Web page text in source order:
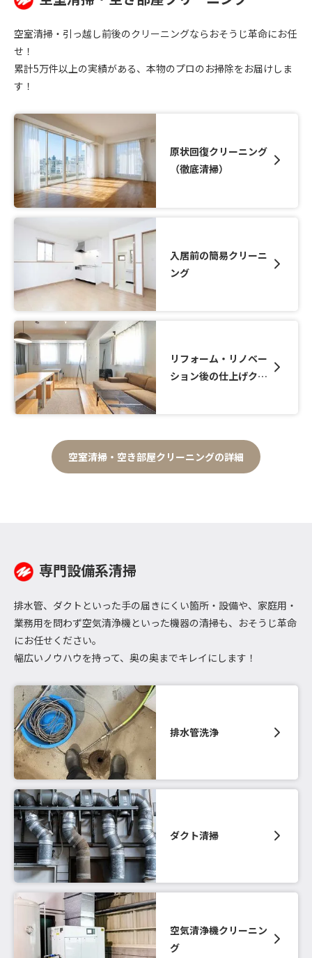
空室清掃・引っ越し前後のクリーニングならおそうじ革命にお任
せ！
累計5万件以上の実績がある、本物のプロのお掃除をお届けしま
す！
空室清掃・空き部屋クリーニングの詳細
原状回復クリーニング
（徹底清掃）
入居前の簡易クリーニ
ング
リフォーム・リノベー
ション後の仕上げクリ
専門設備系清掃
排水管、ダクトといった手の届きにくい箇所・設備や、家庭用・
業務用を問わず空気清浄機といった機器の清掃も、おそうじ革命
にお任せください。
幅広いノウハウを持って、奥の奥までキレイにします！
排水管洗浄
ダクト清掃
空気清浄機クリーニン
グ